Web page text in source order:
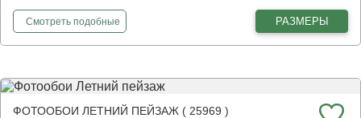
Смотретьфотообои
подобные РАЗМЕРЫ
ФОТООБОИ ЛЕТНИЙ ПЕЙЗАЖ ( 25969 )